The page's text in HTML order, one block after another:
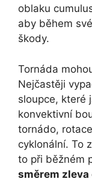
oblaku
aby během
škody.
Tornáda
Nejčastěji
sloupce, které
konvektivní
tornádo,
cyklonální. To
to při běžném
směrem zleva